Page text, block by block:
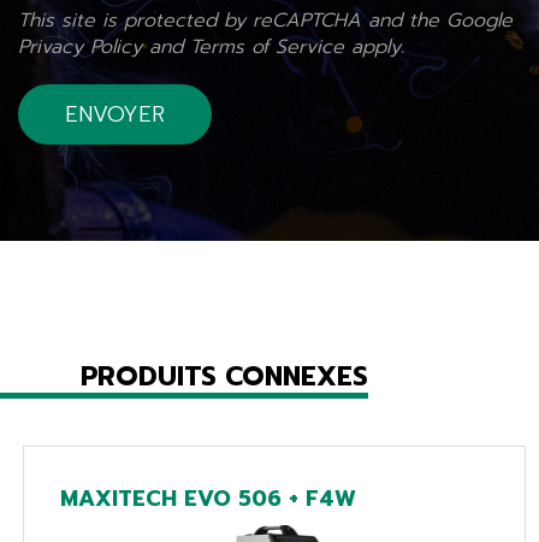
This site is protected by reCAPTCHA and the Google
Privacy Policyand Terms of Service apply.
PRODUITS CONNEXES
MAXITECH EVO 506 + F4W